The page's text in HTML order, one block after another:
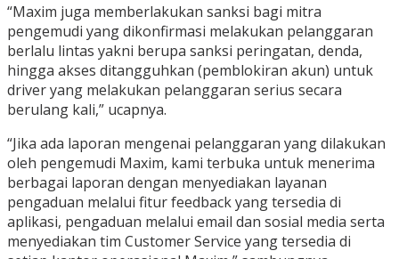
“Maxim juga memberlakukan sanksi bagi mitra
pengemudi yang dikonfirmasi melakukan pelanggaran
berlalu lintas yakni berupa sanksi peringatan, denda,
hingga akses ditangguhkan (pemblokiran akun) untuk
driver yang melakukan pelanggaran serius secara
berulang kali,” ucapnya.
“Jika ada laporan mengenai pelanggaran yang dilakukan
oleh pengemudi Maxim, kami terbuka untuk menerima
berbagai laporan dengan menyediakan layanan
pengaduan melalui fitur feedback yang tersedia di
aplikasi, pengaduan melalui email dan sosial media serta
menyediakan tim Customer Service yang tersedia di